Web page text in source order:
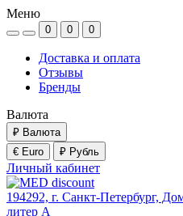
Меню
0 0 0
Доставка и оплата
Отзывы
Бренды
Валюта
₽ Валюта
€ Euro
₽ Рубль
Личный кабинет
194292, г. Санкт-Петербург,
литер А